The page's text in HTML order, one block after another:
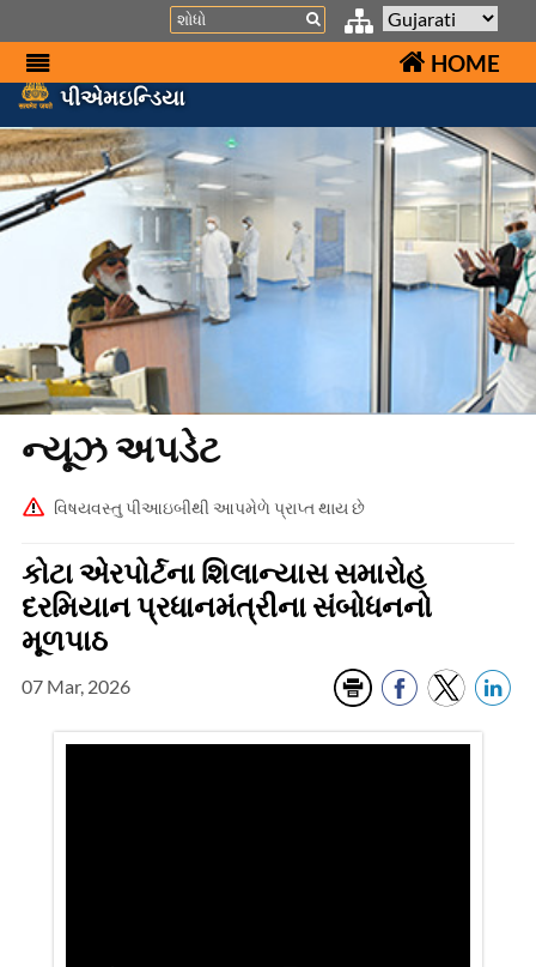
Search
HOME
પીએમઇન્ડિયા
ન્યૂઝ અપડેટ
વિષયવસ્તુ પીઆઇબીથી આપમેળે પ્રાપ્ત થાય છે
કોટા એરપોર્ટના શિલાન્યાસ સમારોહ
દરમિયાન પ્રધાનમંત્રીના સંબોધનનો
મૂળપાઠ
07 Mar, 2026